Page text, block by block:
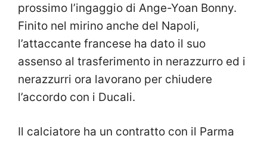
prossimo l’ingaggio di Ange-Yoan Bonny.
Finito nel mirino anche del Napoli,
l’attaccante francese ha dato il suo
assenso al trasferimento in nerazzurro ed i
nerazzurri ora lavorano per chiudere
l’accordo con i Ducali.
Il calciatore ha un contratto con il Parma